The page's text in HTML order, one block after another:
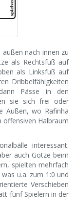
nach innen zu
als Rechtsfuß auf
als Linksfuß auf
Dribbelfähigkeiten
Pässe in den
sie sich frei oder
Außen, wo Rafinha
Halbraum
interessant.
auch Götze beim
spielten mehrfach
u.a. zum 1:0 und
Verschieben
fünf Spielern in der